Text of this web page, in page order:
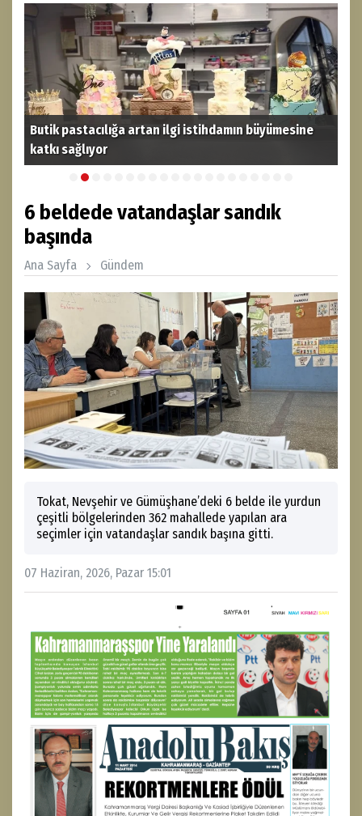
Butik pastacılığa artan ilgi istihdamın büyümesine
katkı sağlıyor
6 beldede vatandaşlar sandık
başında
Ana Sayfa Gündem
Tokat, Nevşehir ve Gümüşhane’deki 6 belde ile yurdun
çeşitli bölgelerinden 362 mahallede yapılan ara
seçimler için vatandaşlar sandık başına gitti.
07 Haziran, 2026, Pazar 15:01